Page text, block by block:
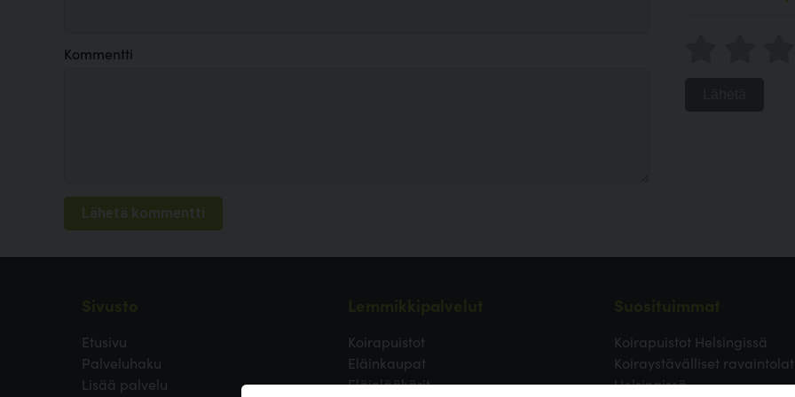
Kommentti
Etusivu
Palveluhaku
Lisää palvelu
Koirapuistot
Eläinkaupat
Eläinlääkärit
Koirapuistot Helsingissä
Koiraystävälliset ravaintolat
Helsingissä